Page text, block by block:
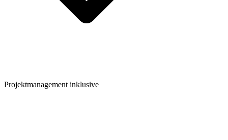
Projektmanagement inklusive